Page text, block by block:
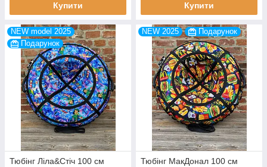
Купити Купити
NEW model 2025
Подарунок
Тюбінг Ліла&Стіч 100 см
NEW 2025 Подарунок
Тюбінг МакДонал 100 см